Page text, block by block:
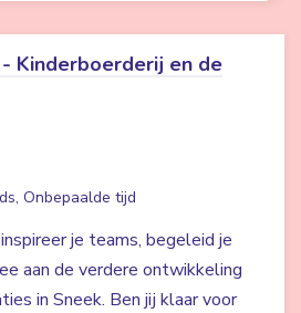
Kinderboerderij en de
Onbepaalde tijd
je teams, begeleid je
aan de verdere ontwikkeling
in Sneek. Ben jij klaar voor